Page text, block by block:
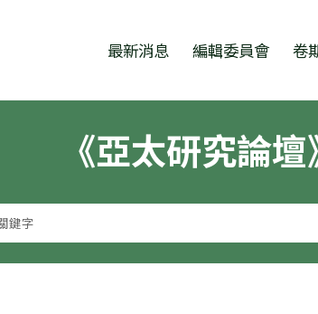
最新消息 編輯委員會 卷
《亞太研究論壇